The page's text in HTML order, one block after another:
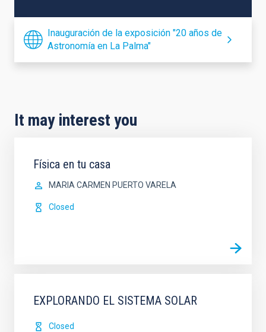
Inauguración de la exposición "20 años de
Astronomía en La Palma"
It may interest you
Física en tu casa
MARIA CARMEN PUERTO VARELA
Closed
EXPLORANDO EL SISTEMA SOLAR
Closed